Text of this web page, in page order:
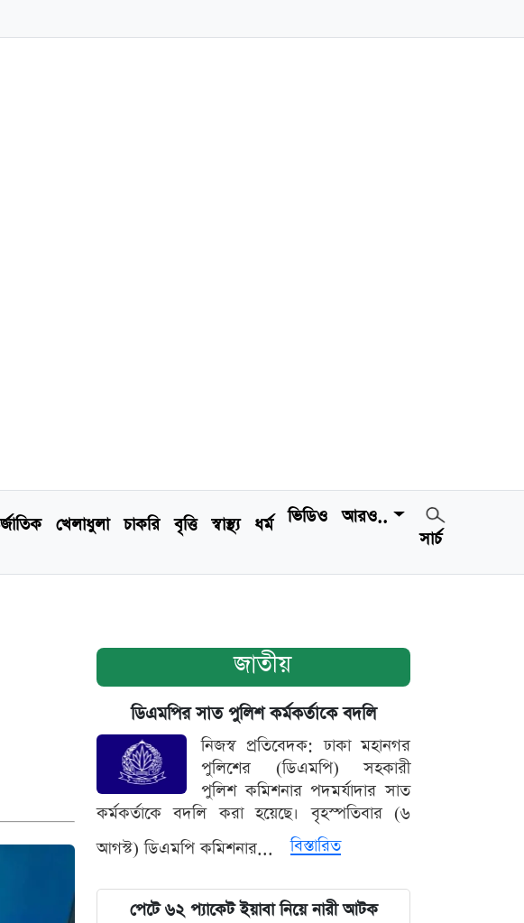
খেলাধুলা চাকরি বৃত্তি স্বাস্থ্য ধর্ম ভিডিও
আরও..
সার্চ
জাতীয়
ডিএমপির সাত পুলিশ কর্মকর্তাকে বদলি
নিজস্ব প্রতিবেদক: ঢাকা মহানগর
পুলিশের (ডিএমপি) সহকারী
পুলিশ কমিশনার পদমর্যাদার সাত
কর্মকর্তাকে বদলি করা হয়েছে। বৃহস্পতিবার (৬
আগস্ট) ডিএমপি কমিশনার...
বিস্তারিত
পেটে ৬২ প্যাকেট ইয়াবা নিয়ে নারী আটক